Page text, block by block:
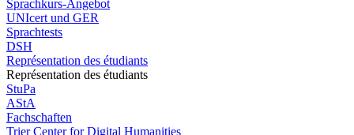
Sprachkurs-Angebot
UNIcert und GER
Sprachtests
DSH
Représentation des étudiants
Représentation des étudiants
StuPa
AStA
Fachschaften
Trier Center for Digital Humanities